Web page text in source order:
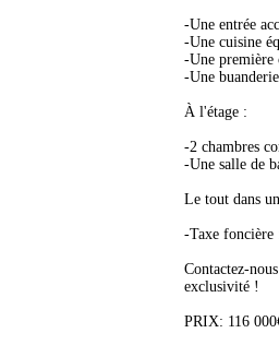
-Une entrée
-Une cuisine
-Une première
-Une
À l'étage :
-2 chambres
-Une salle de
Le tout dans
-Taxe foncière
Contactez-
exclusivité !
PRIX: 116